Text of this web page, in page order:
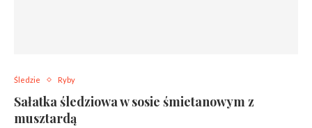
Śledzie Ryby
Sałatka śledziowa w sosie śmietanowym z
musztardą